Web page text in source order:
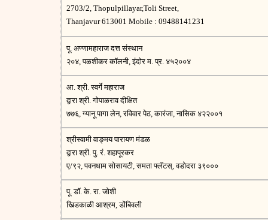
2703/2, Thopulpillayar,Toli Street,
Thanjavur 613001 Mobile : 09488141231
पू. अण्णामहाराज दत्त संस्थान
२०४, पळशीकर कॉलनी, इंदोर म. प्र. ४५२००४
आ. श्री. स्वर्गे महाराज
द्वारा श्री. गोपाळराव दीक्षित
७७६, ग्यानू पागा लेन, रविवार पेठ, कारंजा, नासिक ४२२००१
श्रीस्वामी वाङ्मय पारायण मंडळ
द्वारा श्री. पु. रं. शहापूरकर
ए/९२, पवनधाम सोसायटी, समता फ्लॅटस्, वडोदरा ३९०००
पू. डॉ. के. रा. जोशी
खिडकाळी आश्रम, डोंबिवली